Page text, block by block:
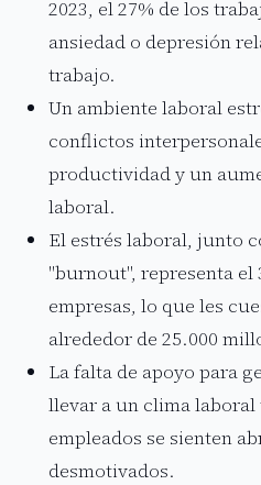
2023, el 27% de los
ansiedad o depresión
trabajo.
Un ambiente laboral
conflictos
productividad y un
laboral.
El estrés laboral, junto
"burnout", representa el
empresas, lo que les
alrededor de 25.000
La falta de apoyo para
llevar a un clima
empleados se sienten
desmotivados.